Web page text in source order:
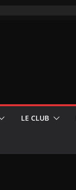
LE CLUB